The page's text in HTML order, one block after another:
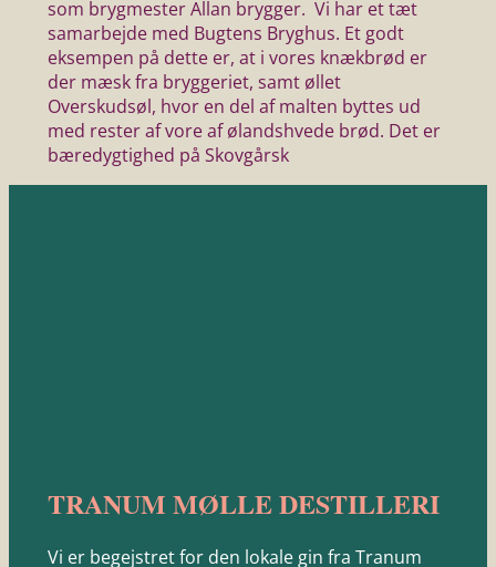
som brygmester Allan brygger. Vi har et tæt
samarbejde med Bugtens Bryghus. Et godt
eksempen på dette er, at i vores knækbrød er
der mæsk fra bryggeriet, samt øllet
Overskudsøl, hvor en del af malten byttes ud
med rester af vore af ølandshvede brød. Det er
bæredygtighed på Skovgårsk
TRANUM MØLLE DESTILLERI
Vi er begejstret for den lokale gin fra Tranum